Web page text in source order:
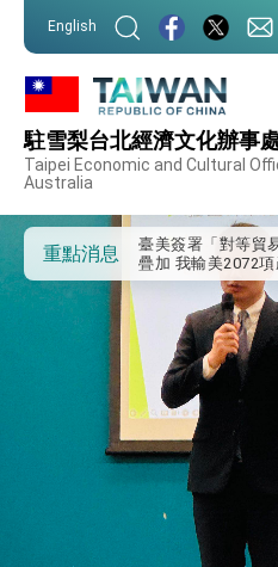
English
駐雪梨台北經濟文化辦事
Taipei Economic and Cultural
Australia
重點消息
走向世界 盼與理
堅定走向世界 賴總
總統與五院院長新
國家邁出合作第一步
總統農曆春節談話
性突破 總統強調
升級 籲請立院全
臺美簽署「對等貿
疊加 我輸美2072
總統接受「法新社
外交部長林佳龍於
世界 需要台灣，團
外交部長林佳龍出
「見證蛻變，分享
位轉 型迎向下個
總統主持「台美
明臺美合作三大戰
領 下一個世代的繁榮
外交部長林佳龍接
述印太安全局勢，
外交部長林佳龍午